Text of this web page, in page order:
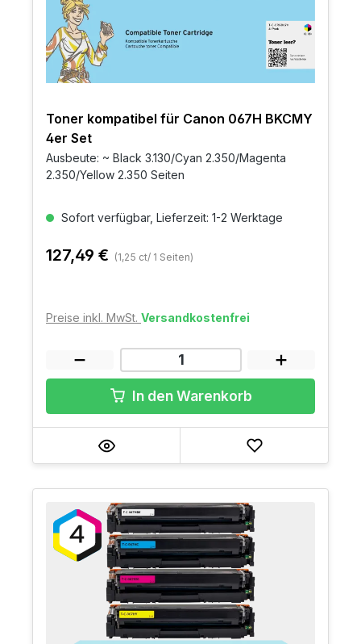
Toner kompatibel für Canon 067H BKCMY
4er Set
Ausbeute: ~ Black 3.130/Cyan 2.350/Magenta
2.350/Yellow 2.350 Seiten
Sofort verfügbar, Lieferzeit: 1-2 Werktage
127,49 € (1,25 ct/ 1 Seiten)
Preise inkl. MwSt. Versandkostenfrei
In den Warenkorb